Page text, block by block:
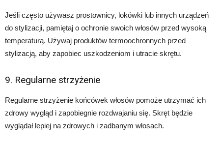
Jeśli często używasz prostownicy, lokówki lub innych urządzeń
do stylizacji, pamiętaj o ochronie swoich włosów przed wysoką
temperaturą. Używaj produktów termoochronnych przed
stylizacją, aby zapobiec uszkodzeniom i utracie skrętu.
9. Regularne strzyżenie
Regularne strzyżenie końcówek włosów pomoże utrzymać ich
zdrowy wygląd i zapobiegnie rozdwajaniu się. Skręt będzie
wyglądał lepiej na zdrowych i zadbanym włosach.